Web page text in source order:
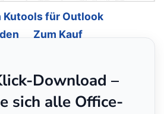
für Outlook
Zum Kauf
Download –
sich alle Office-